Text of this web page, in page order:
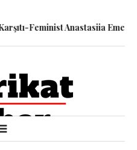
Feminist Anastasiia